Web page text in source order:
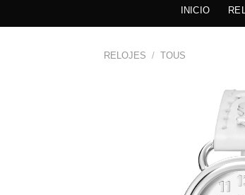
INICIO
RELOJES / TOUS